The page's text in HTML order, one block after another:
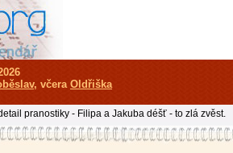
, včera Oldřiška
pranostiky - Filipa a Jakuba déšť - to zlá zvěst.